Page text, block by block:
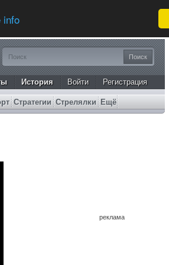
info
История Войти Регистрация
Стратегии Стрелялки Ещё
реклама